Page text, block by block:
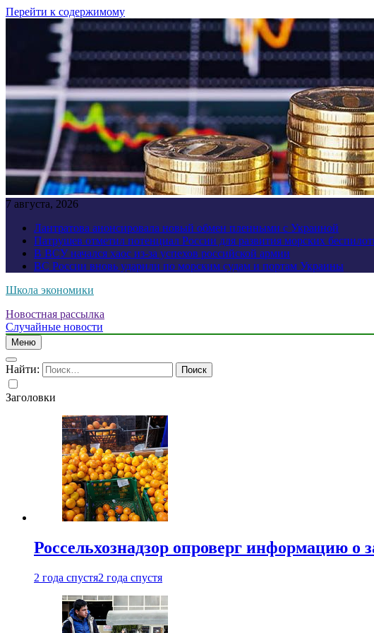
Перейти к содержимому
7 августа, 2026
Лантратова анонсировала новый обмен пленными с Украиной
Патрушев отметил потенциал России для развития морских
В ВСУ начался хаос из-за успехов российской армии
ВС России вновь ударили по морским судам и портам Украины
Школа экономики
Новостная рассылка
Случайные новости
Меню
Найти:
Заголовки
Россельхознадзор опроверг информацию о
2 года спустя2 года спустя